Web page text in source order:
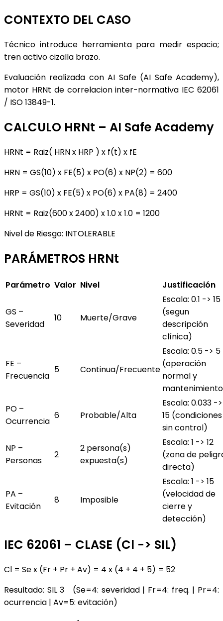
CONTEXTO DEL CASO
Técnico introduce herramienta para medir espacio;
tren activo cizalla brazo.
Evaluación realizada con AI Safe (AI Safe Academy),
motor HRNt de correlacion inter-normativa IEC 62061
/ ISO 13849-1.
CALCULO HRNt – AI Safe Academy
HRNt = Raiz( HRN x HRP ) x f(t) x fE
HRN = GS(10) x FE(5) x PO(6) x NP(2) = 600
HRP = GS(10) x FE(5) x PO(6) x PA(8) = 2400
HRNt = Raiz(600 x 2400) x 1.0 x 1.0 = 1200
Nivel de Riesgo: INTOLERABLE
PARÁMETROS HRNt
Parámetro Valor Nivel Justificación
GS –
Severidad
10 Muerte/Grave
Escala: 0.1 -> 15
(segun
descripción
clínica)
FE –
Frecuencia
5 Continua/Frecuente
Escala: 0.5 -> 5
(operación
normal y
PO –
Ocurrencia
6 Probable/Alta
Escala: 0.033 ->
15 (condiciones
sin control)
NP –
Personas
2
2 persona(s)
expuesta(s)
Escala: 1 -> 12
(zona de
directa)
PA –
Evitación
8 Imposible
Escala: 1 -> 15
(velocidad de
cierre y
detección)
IEC 62061 – CLASE (Cl -> SIL)
Cl = Se x (Fr + Pr + Av) = 4 x (4 + 4 + 5) = 52
Resultado: SIL 3 (Se=4: severidad | Fr=4: freq. | Pr=4:
ocurrencia | Av=5: evitación)